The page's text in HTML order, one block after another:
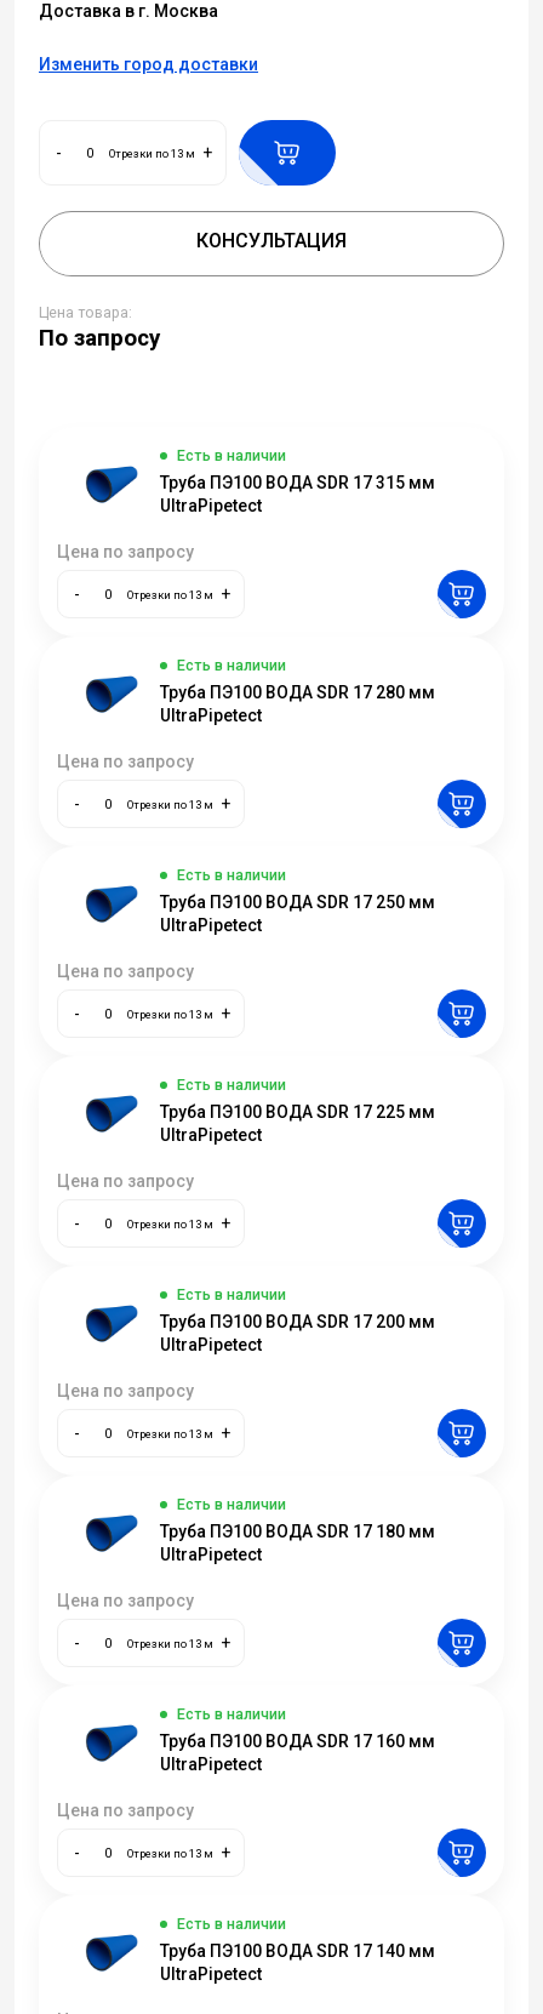
Доставка в г. Москва
Изменить город доставки
- Отрезки по 13 м +
КОНСУЛЬТАЦИЯ
Цена товара:
По запросу
Есть в наличии
Труба ПЭ100 ВОДА SDR 17 315 мм
UltraPipetect
Цена по запросу
- Отрезки по 13 м +
Есть в наличии
Труба ПЭ100 ВОДА SDR 17 280 мм
UltraPipetect
Цена по запросу
- Отрезки по 13 м +
Есть в наличии
Труба ПЭ100 ВОДА SDR 17 250 мм
UltraPipetect
Цена по запросу
- Отрезки по 13 м +
Есть в наличии
Труба ПЭ100 ВОДА SDR 17 225 мм
UltraPipetect
Цена по запросу
- Отрезки по 13 м +
Есть в наличии
Труба ПЭ100 ВОДА SDR 17 200 мм
UltraPipetect
Цена по запросу
- Отрезки по 13 м +
Есть в наличии
Труба ПЭ100 ВОДА SDR 17 180 мм
UltraPipetect
Цена по запросу
- Отрезки по 13 м +
Есть в наличии
Труба ПЭ100 ВОДА SDR 17 160 мм
UltraPipetect
Цена по запросу
- Отрезки по 13 м +
Есть в наличии
Труба ПЭ100 ВОДА SDR 17 140 мм
UltraPipetect